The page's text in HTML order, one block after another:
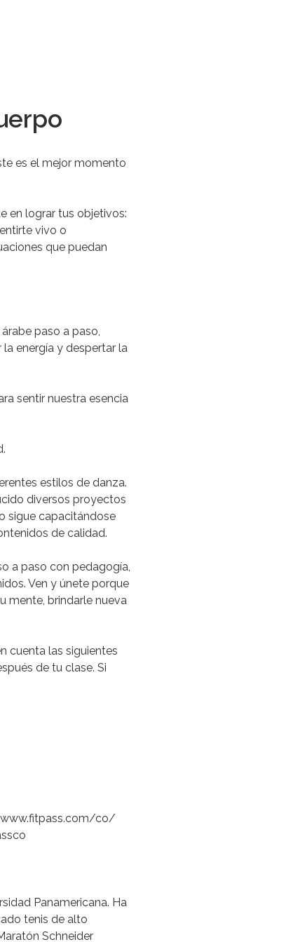
es el mejor momento
en lograr tus objetivos:
vivo o
que puedan
árabe paso a paso,
la energía y despertar la
sentir nuestra esencia
estilos de danza.
diversos proyectos
sigue capacitándose
de calidad.
a paso con pedagogía,
Ven y únete porque
mente, brindarle nueva
cuenta las siguientes
de tu clase. Si
www.fitpass.com/co/
Panamericana. Ha
tenis de alto
Schneider